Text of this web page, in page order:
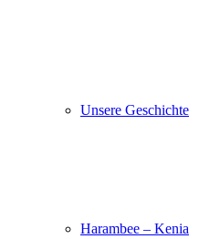
Unsere Geschichte
Harambee – Kenia